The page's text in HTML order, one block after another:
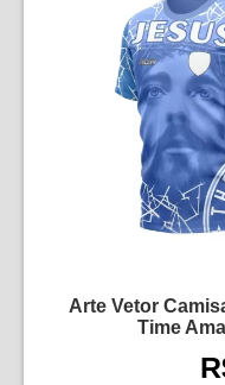
Arte Vetor
Time